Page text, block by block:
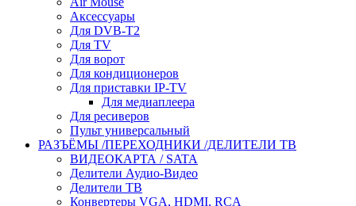
Аксессуары
Для DVB-T2
Для TV
Для ворот
Для кондиционеров
Для приставки IP-TV
Для медиаплеера
Для ресиверов
Пульт универсальный
РАЗЪЁМЫ /ПЕРЕХОДНИКИ /ДЕЛИТЕЛИ ТВ
ВИДЕОКАРТА / SATA
Делители Аудио-Видео
Делители ТВ
Конвертеры VGA, HDMI, RCA